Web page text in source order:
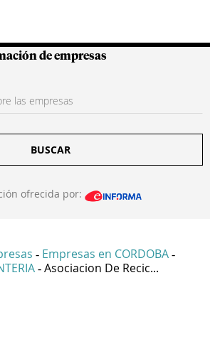
Colombianas
de empresas
BUSCAR
ofrecida por:
- Empresas en CORDOBA -
- Asociacion De Recic...